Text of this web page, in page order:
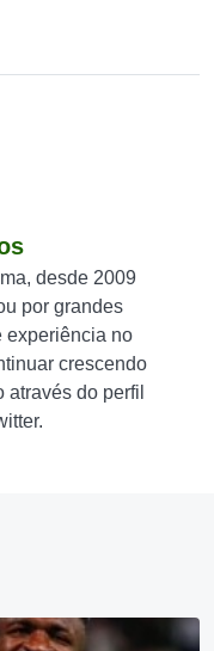
desde 2009
por grandes
experiência no
crescendo
do perfil